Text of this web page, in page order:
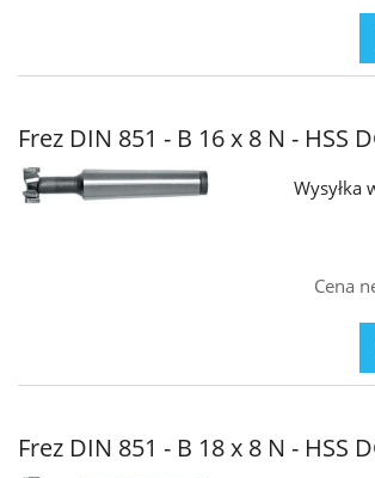
Frez DIN 851 - B 16 x 8 N - HSS
Wysyłka
Cena
Frez DIN 851 - B 18 x 8 N - HSS